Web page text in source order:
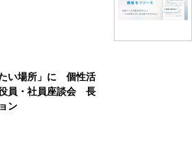
い場所」に 個性活
員・社員座談会 長
ン